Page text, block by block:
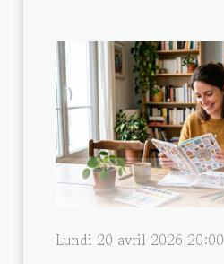
Lundi 20 avril 2026 20:00